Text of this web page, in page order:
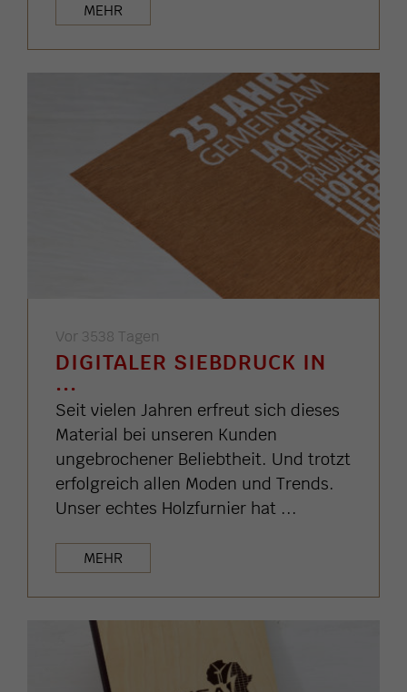
MEHR
Vor 3538 Tagen
DIGITALER SIEBDRUCK IN
...
Seit vielen Jahren erfreut sich dieses
Material bei unseren Kunden
ungebrochener Beliebtheit. Und trotzt
erfolgreich allen Moden und Trends.
Unser echtes Holzfurnier hat ...
MEHR